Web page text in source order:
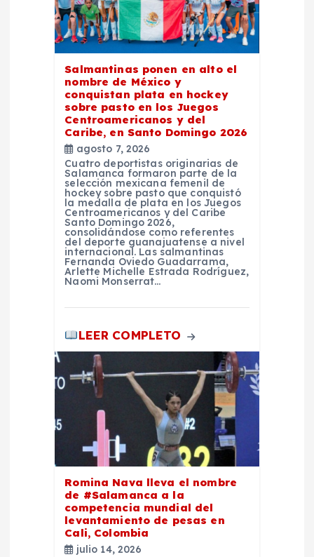
Salmantinas ponen en alto el
nombre de México y
conquistan plata en hockey
sobre pasto en los Juegos
Centroamericanos y del
Caribe, en Santo Domingo 2026
agosto 7, 2026
Cuatro deportistas originarias de
Salamanca formaron parte de la
selección mexicana femenil de
hockey sobre pasto que conquistó
la medalla de plata en los Juegos
Centroamericanos y del Caribe
Santo Domingo 2026,
consolidándose como referentes
del deporte guanajuatense a nivel
internacional. Las salmantinas
Fernanda Oviedo Guadarrama,
Arlette Michelle Estrada Rodríguez,
Naomi Monserrat…
LEER COMPLETO
Romina Nava lleva el nombre
de #Salamanca a la
competencia mundial del
levantamiento de pesas en
Cali, Colombia
julio 14, 2026